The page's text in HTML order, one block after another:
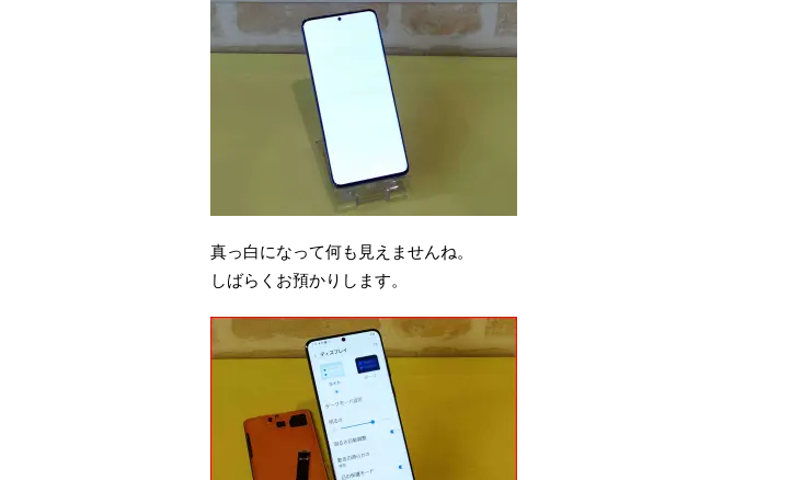
真っ白になって何も見えませんね。
しばらくお預かりします。